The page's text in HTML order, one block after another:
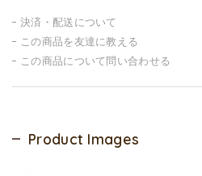
決済・配送について
この商品を友達に教える
この商品について問い合わせる
Product Images